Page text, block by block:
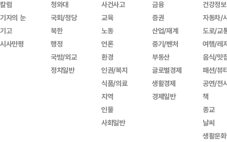
칼럼
기자의 눈
기고
시사만평
청와대
국회/정당
북한
행정
국방/외교
정치일반
사건사고
교육
노동
언론
환경
인권/복지
식품/의료
지역
인물
사회일반
금융
증권
산업/재계
중기/벤처
부동산
글로벌경제
생활경제
경제일반
건강정보
자동차/
도로/교
여행/레
음식/맛
패션/뷰
공연/전
책
종교
날씨
생활문